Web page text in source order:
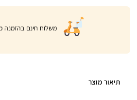
|
product
page
banner
משלוח חינם בהזמנה מעל
תיאור מוצר